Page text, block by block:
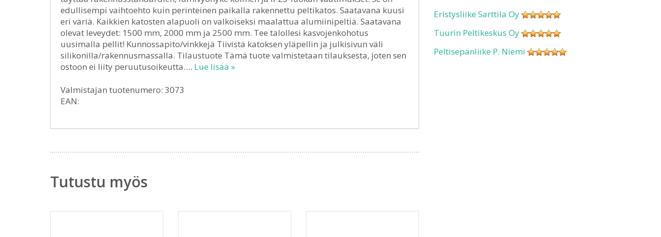
edullisempi vaihtoehto kuin perinteinen paikalla rakennettu peltikatos. Saatavana kuusi
eri väriä. Kaikkien katosten alapuoli on valkoiseksi maalattua alumiinipeltiä. Saatavana
olevat leveydet: 1500 mm, 2000 mm ja 2500 mm. Tee talollesi kasvojenkohotus
uusimalla pellit! Kunnossapito/vinkkejä Tiivistä katoksen yläpellin ja julkisivun väli
silikonilla/rakennusmassalla. Tilaustuote Tämä tuote valmistetaan tilauksesta, joten sen
ostoon ei liity peruutusoikeutta…. Lue lisää »
Valmistajan tuotenumero: 3073
EAN:
Tutustu myös
Eristysliike Sarttila Oy
Tuurin Peltikeskus Oy
Peltisepänliike P. Niemi